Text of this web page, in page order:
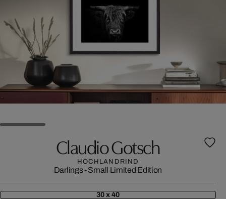
Claudio Gotsch
HOCHLANDRIND
Darlings - Small Limited Edition
30 x 40